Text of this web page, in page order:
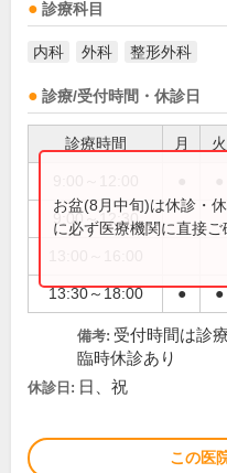
診療科目
内科 外科 整形外科
診療/受付時間・休診日
診療時間 月 火
9:00～12:30
13:30～18:00 ● ●
お盆(8月中旬)は休診・
に必ず医療機関に直接ご
備考: 受付時間は診
臨時休診あり
休診日: 日、祝
この医